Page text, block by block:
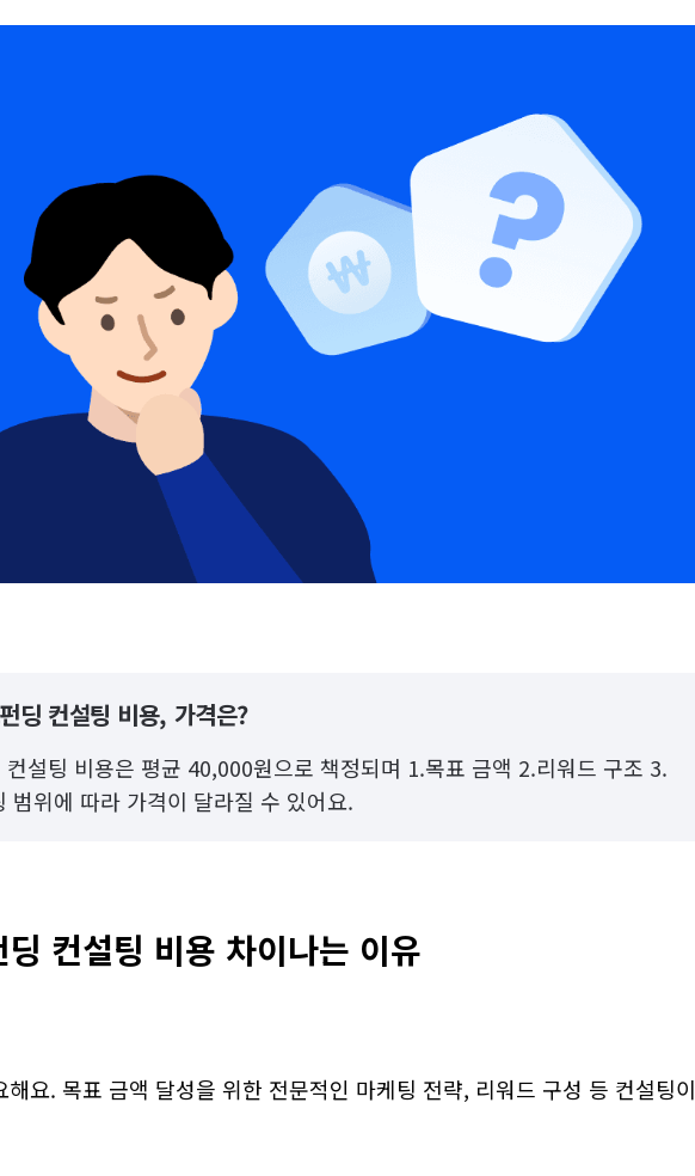
딩 컨설팅 비용, 가격은?
컨설팅 비용은 평균 40,000원으로 책정되며 1.목표 금액 2.리워드 구조 3.
범위에 따라 가격이 달라질 수 있어요.
딩 컨설팅 비용 차이나는 이유
해요. 목표 금액 달성을 위한 전문적인 마케팅 전략, 리워드 구성 등 컨설팅이